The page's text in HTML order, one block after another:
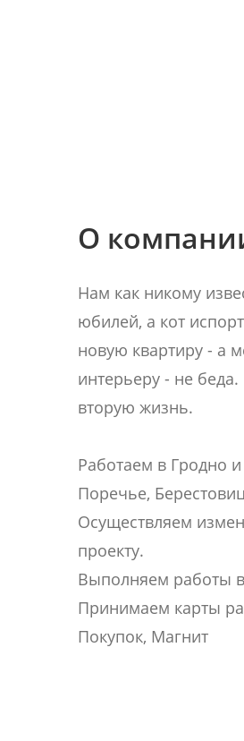
О
Нам как никому
юбилей, а кот
новую квартиру - а
интерьеру - не
вторую жизнь.
Работаем в Гродно
Поречье,
Осуществляем
проекту.
Выполняем работы
Принимаем карты
Покупок, Магнит